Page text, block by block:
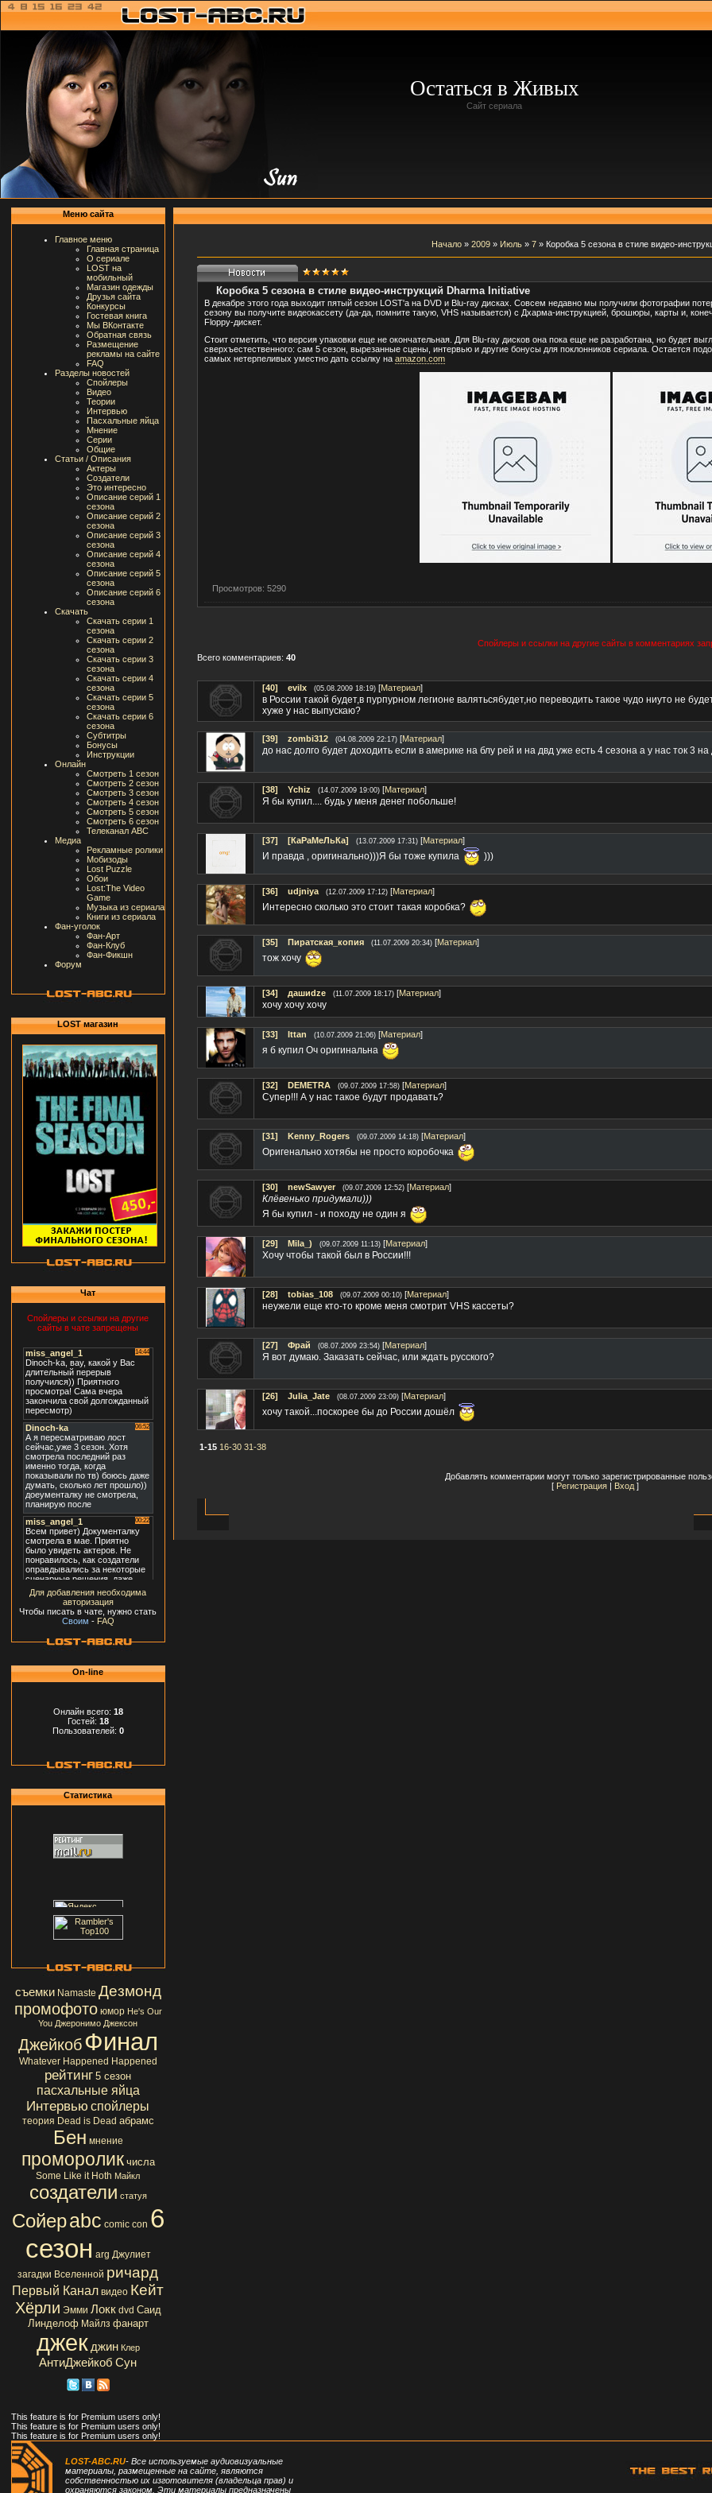
Остаться в Живых
Сайт сериала
Меню сайта
Главное меню
Главная страница
О сериале
LOST на
мобильный
Магазин одежды
Друзья сайта
Конкурсы
Гостевая книга
Мы ВКонтакте
Обратная связь
Размещение
рекламы на сайте
FAQ
Разделы новостей
Спойлеры
Видео
Теории
Интервью
Пасхальные яйца
Мнение
Серии
Общие
Статьи / Описания
Актеры
Создатели
Это интересно
Описание серий 1
сезона
Описание серий 2
сезона
Описание серий 3
сезона
Описание серий 4
сезона
Описание серий 5
сезона
Описание серий 6
сезона
Скачать
Скачать серии 1
сезона
Скачать серии 2
сезона
Скачать серии 3
сезона
Скачать серии 4
сезона
Скачать серии 5
сезона
Скачать серии 6
сезона
Субтитры
Бонусы
Инструкции
Онлайн
Смотреть 1 сезон
Смотреть 2 сезон
Смотреть 3 сезон
Смотреть 4 сезон
Смотреть 5 сезон
Смотреть 6 сезон
Телеканал ABC
Медиа
Рекламные ролики
Мобизоды
Lost Puzzle
Обои
Lost:The Video
Game
Музыка из сериала
Книги из сериала
Фан-уголок
Фан-Арт
Фан-Клуб
Фан-Фикшн
Форум
LOST магазин
Чат
Спойлеры и ссылки на другие
сайты в чате запрещены
Для добавления необходима
авторизация
Чтобы писать в чате, нужно стать
Своим - FAQ
On-line
Онлайн всего: 18
Гостей: 18
Пользователей: 0
Статистика
съемки Namaste Дезмонд
промофото юмор He's Our
You Джеронимо Джексон
Джейкоб Финал
Whatever Happened Happened
рейтинг 5 сезон
пасхальные яйца
Интервью спойлеры
теория Dead is Dead абрамс
Бен мнение
проморолик числа
Some Like it Hoth Майкл
создатели статуя
Сойерabc comic con 6
сезон arg Джулиет
загадки Вселенной ричард
Первый Канал видео Кейт
Хёрли Эмми Локк dvd Саид
Линделоф Майлз фанарт
джек джин Клер
АнтиДжейкоб Сун
This feature is for Premium users only!
This feature is for Premium users only!
This feature is for Premium users only!
Начало » 2009 » Июль » 7 » Коробка 5 сезона в стиле видео-
Коробка 5 сезона в стиле видео-инструкций Dharma Initiative
В декабре этого года выходит пятый сезон LOST'а на DVD и Blu-ray дисках. Совсем недавно мы получили фотографии
сезону вы получите видеокассету (да-да, помните такую, VHS называется) с Дхарма-инструкцией, брошюры, карты и,
Floppy-дискет.
Стоит отметить, что версия упаковки еще не окончательная. Для Blu-ray дисков она пока еще не разработана, но будет
сверхъестественного: сам 5 сезон, вырезанные сцены, интервью и другие бонусы для поклонников сериала. Остается
самых нетерпеливых уместно дать ссылку на amazon.com
Просмотров: 5290
Спойлеры и ссылки на другие сайты в комментариях
Всего комментариев: 40
[40] evilx (05.08.2009 18:19)[Материал]
в России такой будет,в пурпурном легионе валятьсябудет,но переводить такое чудо ниуто не
хуже у нас выпускаю?
[39] zombi312 (04.08.2009 22:17)[Материал]
до нас долго будет доходить если в америке на блу рей и на двд уже есть 4 сезона а у нас ток 3 на
[38] Ychiz (14.07.2009 19:00)[Материал]
Я бы купил.... будь у меня денег побольше!
[37] [КаРаМеЛьКа] (13.07.2009 17:31)[Материал]
И правда , оригинально)))Я бы тоже купила )))
[36] udjniya (12.07.2009 17:12)[Материал]
Интересно сколько это стоит такая коробка?
[35] Пиратская_копия (11.07.2009 20:34)[Материал]
тож хочу
[34] дашиdze (11.07.2009 18:17)[Материал]
хочу хочу хочу
[33] Ittan (10.07.2009 21:06)[Материал]
я б купил Оч оригинальна
[32] DEMETRA (09.07.2009 17:58)[Материал]
Супер!!! А у нас такое будут продавать?
[31] Kenny_Rogers (09.07.2009 14:18)[Материал]
Оригенально хотябы не просто коробочка
[30] newSawyer (09.07.2009 12:52)[Материал]
Клёвенько придумали)))
Я бы купил - и походу не один я
[29] Mila_) (09.07.2009 11:13)[Материал]
Хочу чтобы такой был в России!!!
[28] tobias_108 (09.07.2009 00:10)[Материал]
неужели еще кто-то кроме меня смотрит VHS кассеты?
[27] Фрай (08.07.2009 23:54)[Материал]
Я вот думаю. Заказать сейчас, или ждать русского?
[26] Julia_Jate (08.07.2009 23:09)[Материал]
хочу такой...поскорее бы до России дошёл
1-15 16-30 31-38
Добавлять комментарии могут только зарегистрированные
[ Регистрация Вход ]
LOST-ABC.RU- Все используемые аудиовизуальные
материалы, размещенные на сайте, являются
собственностью их изготовителя (владельца прав) и
охраняются законом. Эти материалы предназначены